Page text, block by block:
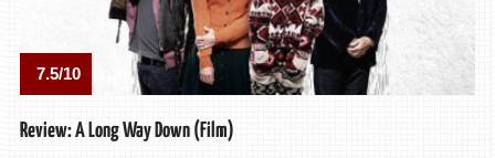
7.5/10
Review: A Long Way Down (Film)